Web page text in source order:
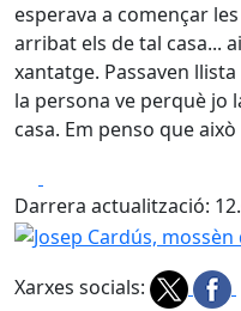
esperava a començar
arribat els de tal casa...
xantatge. Passaven
la persona ve perquè jo
casa. Em penso que
Darrera actualització:
Josep Cardús, mossèn
Xarxes socials: